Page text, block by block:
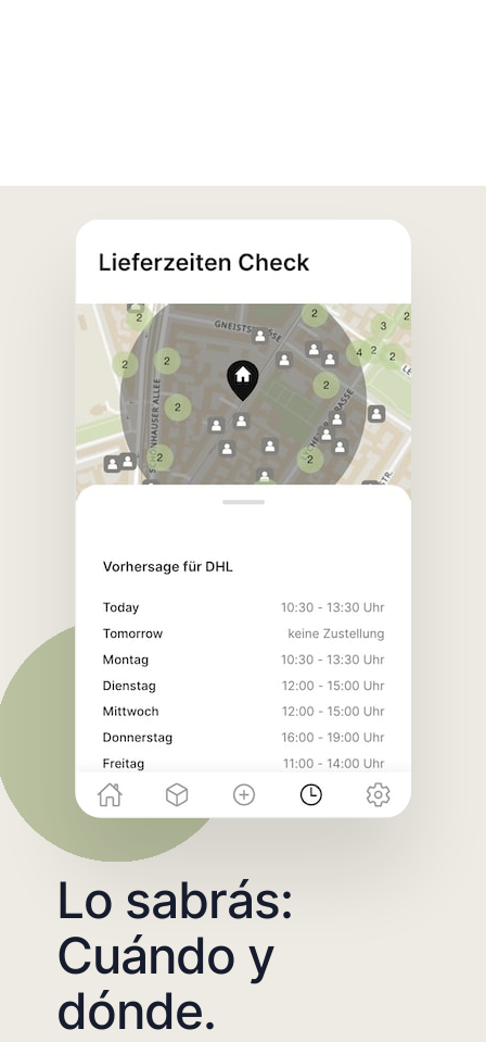
Lo sabrás:
Cuándo y
dónde.